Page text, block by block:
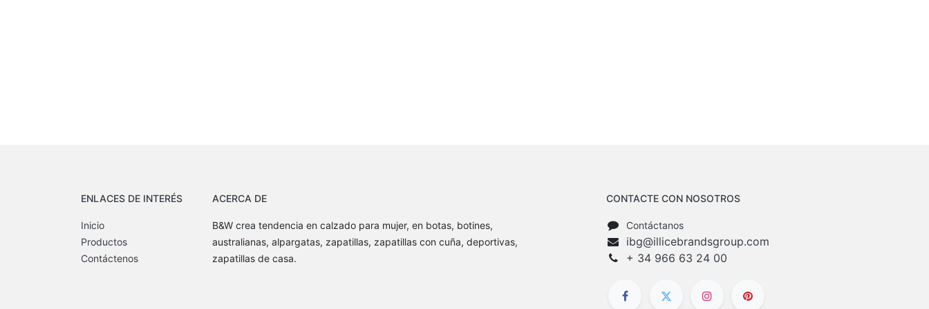
ENLACES DE INTERÉS
Inicio
Productos
Contáctenos
ACERCA DE
B&W crea tendencia en calzado para mujer, en botas, botines,
australianas, alpargatas, zapatillas, zapatillas con cuña, deportivas,
zapatillas de casa.
CONTACTE CON NOSOTROS
Contáctanos
ibg@illicebrandsgroup.com
+ 34 966 63 24 00